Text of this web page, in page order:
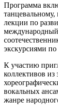
Программа
танцевальному,
лекции по
международный
экскурсиями по
К участию
коллективов
вокальных
жанре